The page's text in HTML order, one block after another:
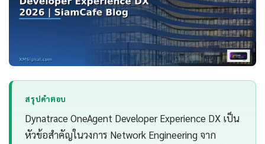
สรุปคำตอบ
Dynatrace OneAgent Developer Experience DX เป็น
หัวข้อสำคัญในวงการ Network Engineering จาก